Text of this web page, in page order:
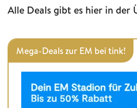
Alle Deals gibt es hier in der
Mega-Deals zur EM bei tink!